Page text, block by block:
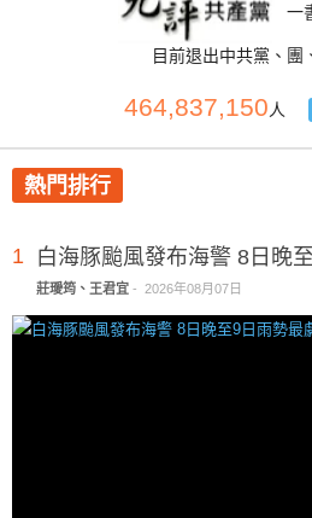
一
目前退出中共黨、團
464,837,150人
熱門排行
1 白海豚颱風發布海警 8日晚
莊璦筠、王君宜 - 2026年08月07日